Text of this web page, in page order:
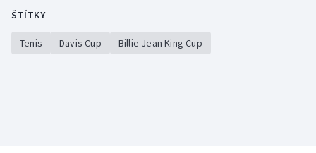
ŠTÍTKY
Tenis Davis Cup Billie Jean King Cup